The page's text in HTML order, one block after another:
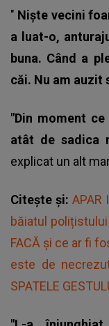
" Nişte vecini
a luat-o,
buna. Când a
căi. Nu am auzit
"Din moment
atât de sadica
explicat un alt
Citește și: APAR
băiatul polițistului
FACĂ și ce ar fi
este de
SPATELE